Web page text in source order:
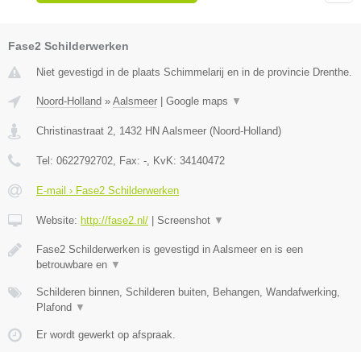
Fase2 Schilderwerken
Niet gevestigd in de plaats Schimmelarij en in de provincie Drenthe.
Noord-Holland » Aalsmeer Google maps ▼
Christinastraat 2 1432 HN Aalsmeer (Noord-Holland)
Tel: 0622792702 , Fax: - , KvK: 34140472
E-mail › Fase2 Schilderwerken
Website: http://fase2.nl/ Screenshot ▼
Fase2 Schilderwerken is gevestigd in Aalsmeer en is een
betrouwbare en ▼
Schilderen binnen, Schilderen buiten, Behangen, Wandafwerking,
Plafond ▼
Er wordt gewerkt op afspraak.